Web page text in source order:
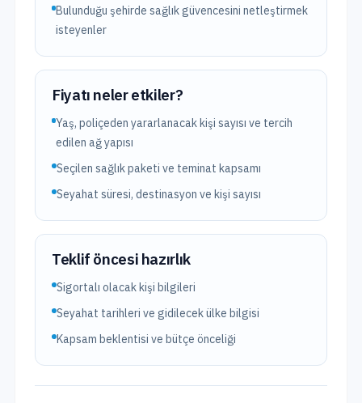
Bulunduğu şehirde sağlık güvencesini netleştirmek
isteyenler
Fiyatı neler etkiler?
Yaş, poliçeden yararlanacak kişi sayısı ve tercih
edilen ağ yapısı
Seçilen sağlık paketi ve teminat kapsamı
Seyahat süresi, destinasyon ve kişi sayısı
Teklif öncesi hazırlık
Sigortalı olacak kişi bilgileri
Seyahat tarihleri ve gidilecek ülke bilgisi
Kapsam beklentisi ve bütçe önceliği